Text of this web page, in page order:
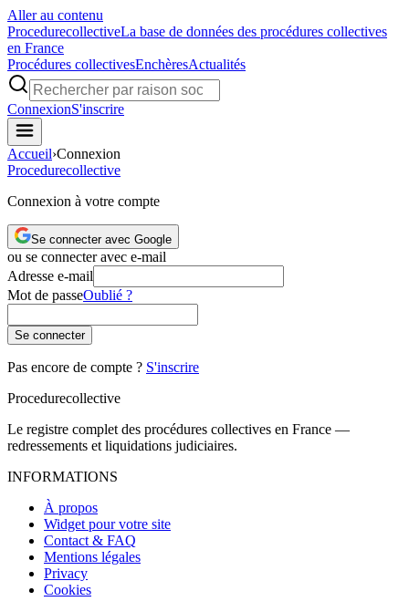
Aller au contenu
ProcedurecollectiveLa base de données des procédures collectives
en France
Procédures collectivesEnchèresActualités
ConnexionS'inscrire
Accueil›Connexion
Procedurecollective
Connexion à votre compte
Se connecter avec Google
ou se connecter avec e-mail
Adresse e-mail
Mot de passeOublié ?
Se connecter
Pas encore de compte ? S'inscrire
Procedurecollective
Le registre complet des procédures collectives en France —
redressements et liquidations judiciaires.
INFORMATIONS
À propos
Widget pour votre site
Contact & FAQ
Mentions légales
Privacy
Cookies